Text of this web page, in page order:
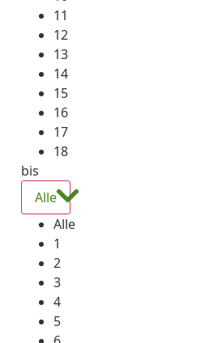
11
12
13
14
15
16
17
18
bis
Alle
Alle
1
2
3
4
5